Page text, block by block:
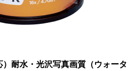
耐水・光沢写真画質（ウォータ